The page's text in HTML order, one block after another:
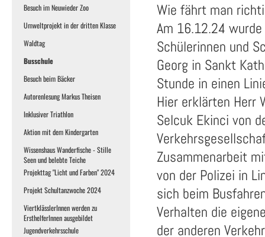
Besuch im Neuwieder Zoo
Umweltprojekt in der dritten Klasse
Waldtag
Busschule
Besuch beim Bäcker
Autorenlesung Markus Theisen
Inklusiver Triathlon
Aktion mit dem Kindergarten
Wissenshaus Wanderfische - Stille
Seen und belebte Teiche
Projekttag "Licht und Farben" 2024
Projekt Schultanzwoche 2024
ViertklässlerInnen werden zu
ErsthelferInnen ausgebildet
Jugendverkehrsschule
Wie fährt man
Am 16.12.24
Schülerinnen und
Georg in Sankt
Stunde in einen
Hier erklärten Herr
Selcuk Ekinci von
Zusammenarbeit
von der Polizei in
sich beim
Verhalten die
der anderen